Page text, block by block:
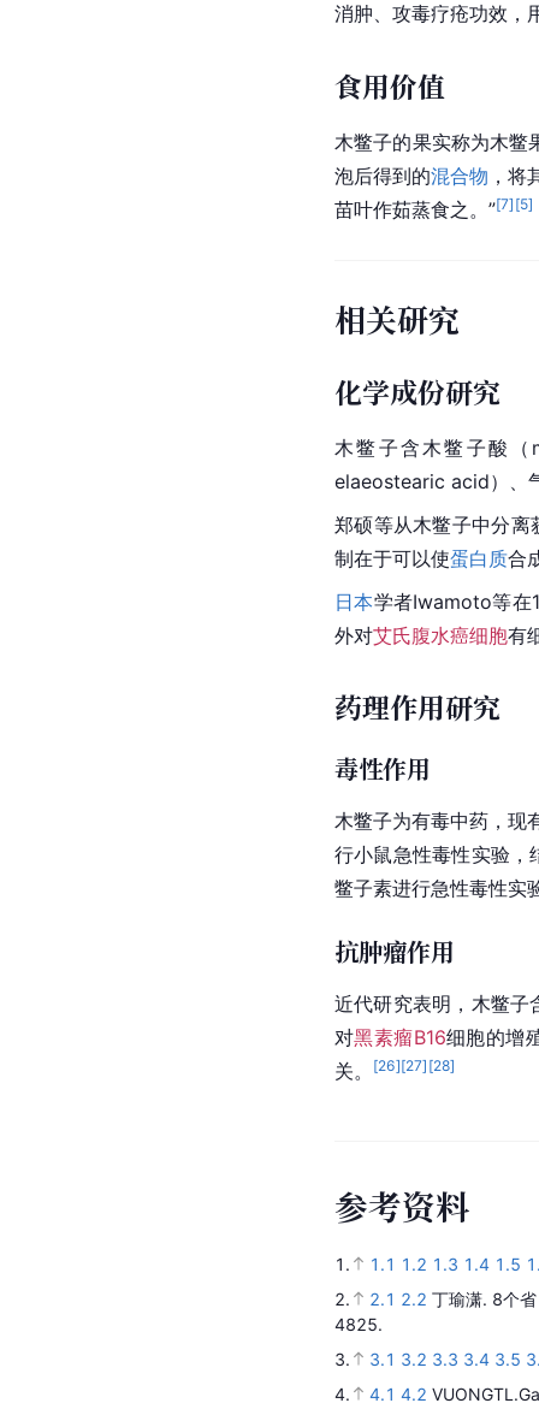
消肿、攻毒疗疮功效，
食用价值
木鳖子的果实称为木鳖
泡后得到的混合物 ，将
苗叶作茹蒸食之。”[7] [5]
相关研究
化学成份研究
木鳖子含木鳖子酸
elaeostearic acid）、
郑硕等从木鳖子中分离
制在于可以使蛋白质合
日本学者Iwamoto等在
外对艾氏腹水癌细胞有
药理作用研究
毒性作用
木鳖子为有毒中药，现
行小鼠急性毒性实验，
鳖子素进行急性毒性实
抗肿瘤作用
近代研究表明，木鳖子
对黑素瘤B16细胞的增
关。
[26][27] [28]
参考资料
1. 1.1 1.2 1.3 1.4 1.5
2.
2.1 2.2 丁瑜潇. 8个
4825.
3.
3.1 3.2 3.3 3.4 3.5
4.
4.1 4.2